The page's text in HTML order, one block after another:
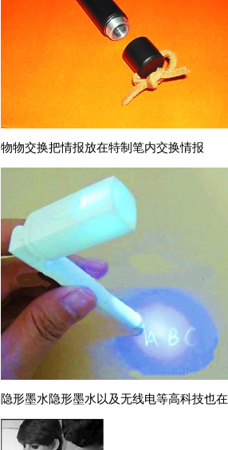
物物交换把情报放在特制笔内交换情报
隐形墨水隐形墨水以及无线电等高科技也